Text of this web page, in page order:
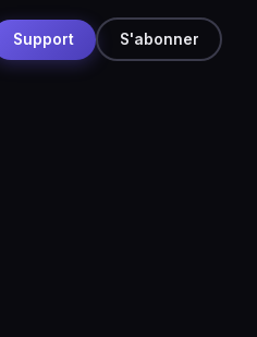
Support S'abonner